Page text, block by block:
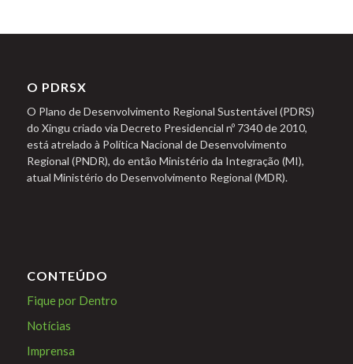
O PDRSX
O Plano de Desenvolvimento Regional Sustentável (PDRS)
do Xingu criado via Decreto Presidencial nº 7340 de 2010,
está atrelado à Política Nacional de Desenvolvimento
Regional (PNDR), do então Ministério da Integração (MI),
atual Ministério do Desenvolvimento Regional (MDR).
CONTEÚDO
Fique por Dentro
Notícias
Imprensa